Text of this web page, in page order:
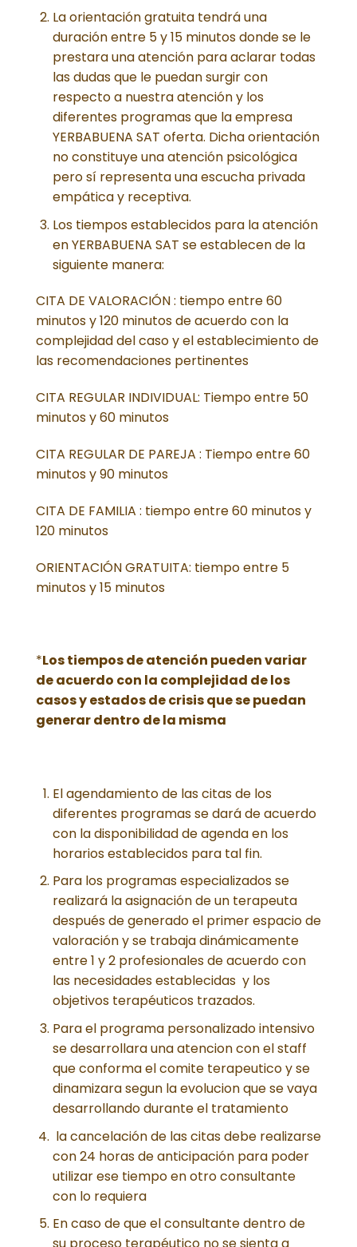
La orientación gratuita tendrá una
duración entre 5 y 15 minutos donde se le
prestara una atención para aclarar todas
las dudas que le puedan surgir con
respecto a nuestra atención y los
diferentes programas que la empresa
YERBABUENA SAT oferta. Dicha orientación
no constituye una atención psicológica
pero sí representa una escucha privada
empática y receptiva.
Los tiempos establecidos para la atención
en YERBABUENA SAT se establecen de la
siguiente manera:
CITA DE VALORACIÓN : tiempo entre 60
minutos y 120 minutos de acuerdo con la
complejidad del caso y el establecimiento de
las recomendaciones pertinentes
CITA REGULAR INDIVIDUAL: Tiempo entre 50
minutos y 60 minutos
CITA REGULAR DE PAREJA : Tiempo entre 60
minutos y 90 minutos
CITA DE FAMILIA : tiempo entre 60 minutos y
120 minutos
ORIENTACIÓN GRATUITA: tiempo entre 5
minutos y 15 minutos
*Los tiempos de atención pueden variar
de acuerdo con la complejidad de los
casos y estados de crisis que se puedan
generar dentro de la misma
El agendamiento de las citas de los
diferentes programas se dará de acuerdo
con la disponibilidad de agenda en los
horarios establecidos para tal fin.
Para los programas especializados se
realizará la asignación de un terapeuta
después de generado el primer espacio de
valoración y se trabaja dinámicamente
entre 1 y 2 profesionales de acuerdo con
las necesidades establecidas y los
objetivos terapéuticos trazados.
Para el programa personalizado intensivo
se desarrollara una atencion con el staff
que conforma el comite terapeutico y se
dinamizara segun la evolucion que se vaya
desarrollando durante el tratamiento
la cancelación de las citas debe realizarse
con 24 horas de anticipación para poder
utilizar ese tiempo en otro consultante
con lo requiera
En caso de que el consultante dentro de